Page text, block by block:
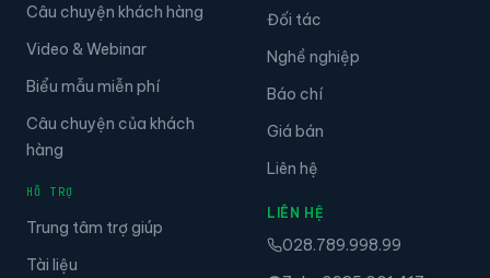
Câu chuyện khách hàng
Video & Webinar
Biểu mẫu miễn phí
Câu chuyện của khách
hàng
HỖ TRỢ
Trung tâm trợ giúp
Tài liệu
Đối tác
Nghề nghiệp
Báo chí
Giá bán
Liên hệ
LIÊN HỆ
028.789.998.99